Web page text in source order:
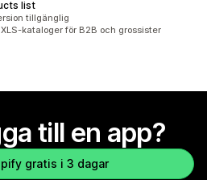
list
tillgänglig
XLS-kataloger för B2B och grossister
till en app?
gratis i 3 dagar